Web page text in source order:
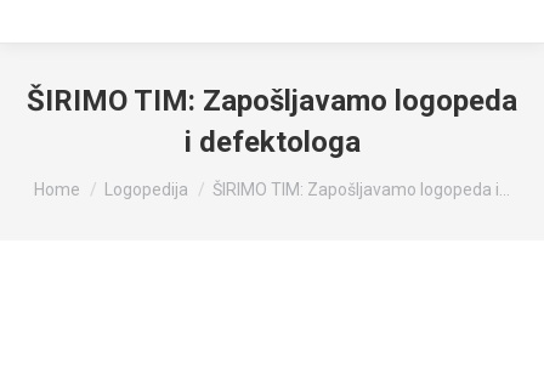
ŠIRIMO TIM: Zapošljavamo logopeda
i defektologa
You are here:
Home Logopedija ŠIRIMO TIM: Zapošljavamo logopeda i…